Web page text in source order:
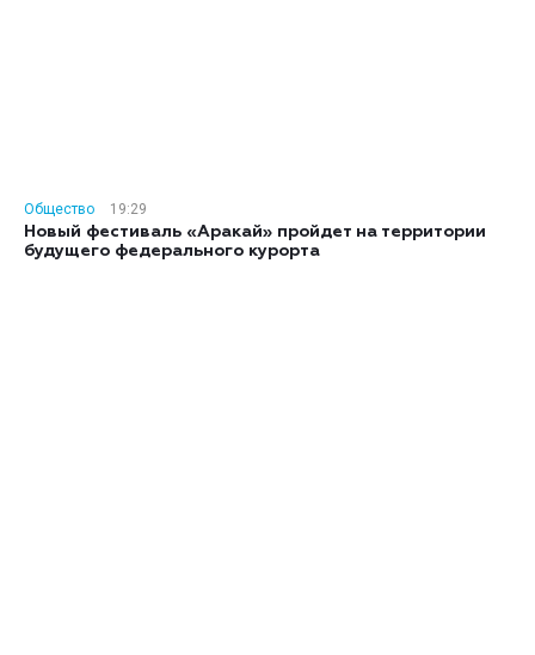
Общество
19:29
Новый фестиваль «Аракай» пройдет на территории
будущего федерального курорта